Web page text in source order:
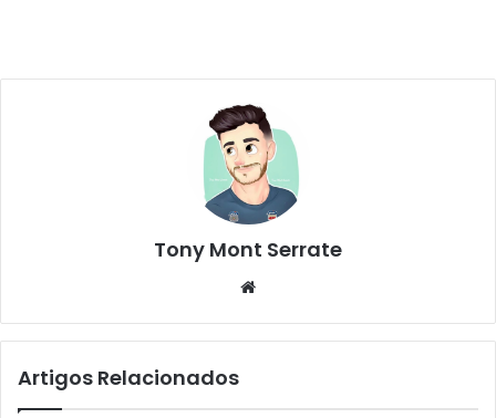
Tony Mont Serrate
te
Artigos Relacionados